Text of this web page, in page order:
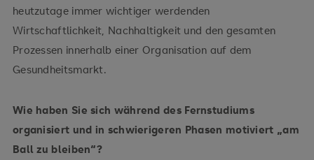
heutzutage immer wichtiger werdenden
Wirtschaftlichkeit, Nachhaltigkeit und den gesamten
Prozessen innerhalb einer Organisation auf dem
Gesundheitsmarkt.
Wie haben Sie sich während des Fernstudiums
organisiert und in schwierigeren Phasen motiviert „am
Ball zu bleiben“?